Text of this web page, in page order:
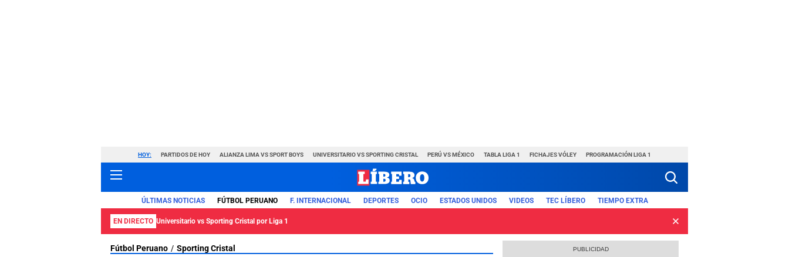
HOY: PARTIDOS DE HOY ALIANZA LIMA VS SPORT BOYS UNIVERSITARIO VS SPORTING CRISTAL PERÚ VS MÉXICO TABLA LIGA 1 FICHAJES VÓLEY PROGRAMACIÓN LIGA 1
ÚLTIMAS NOTICIAS FÚTBOL PERUANO F. INTERNACIONAL DEPORTES OCIO ESTADOS UNIDOS VIDEOS TEC LÍBERO TIEMPO EXTRA
EN DIRECTO Universitario vs Sporting Cristal por Liga 1
Fútbol Peruano Sporting Cristal